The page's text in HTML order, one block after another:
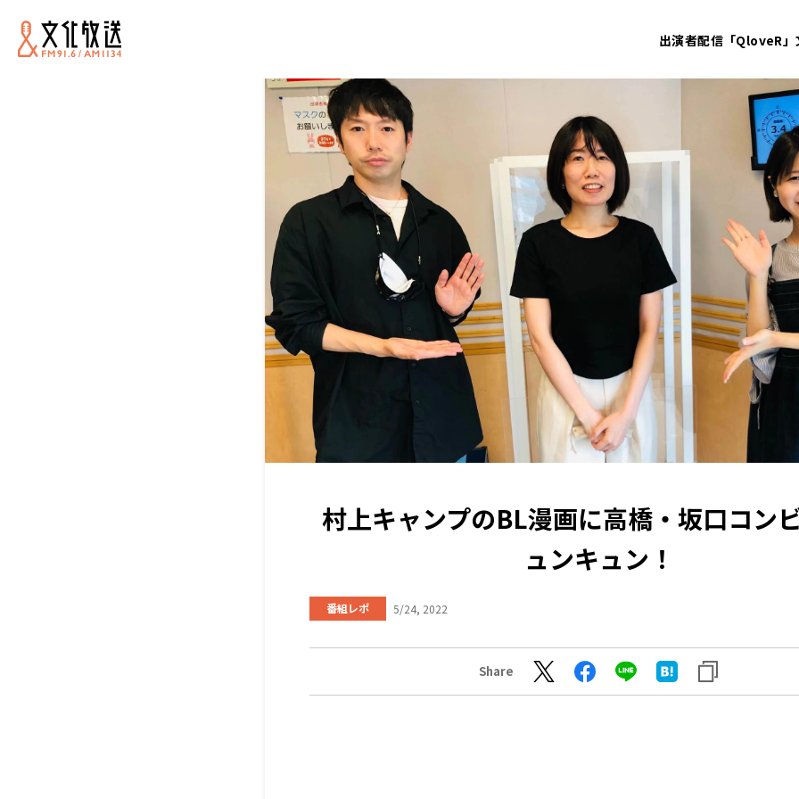
出演者配信「QloveR」
村上キャンプのBL漫画に高橋・坂口コン
ュンキュン！
番組レポ 5/24, 2022
Share